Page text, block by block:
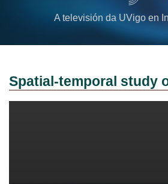
A televisión da UVigo en
Spatial-temporal study